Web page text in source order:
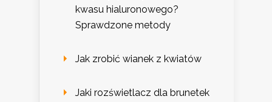
kwasu hialuronowego?
Sprawdzone metody
Jak zrobić wianek z kwiatów
Jaki rozświetlacz dla brunetek